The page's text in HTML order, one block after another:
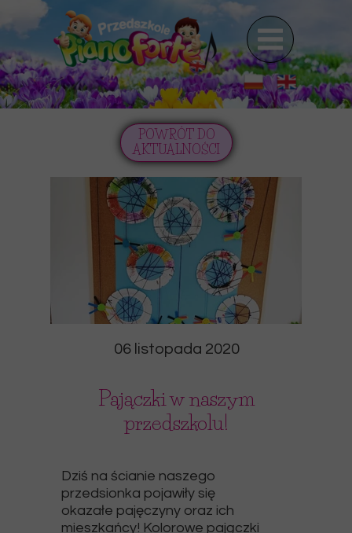
POWRÓT DO
AKTUALNOŚCI
06 listopada 2020
Pajączki w naszym
przedszkolu!
Dziś na ścianie naszego
przedsionka pojawiły się
okazałe pajęczyny oraz ich
mieszkańcy! Kolorowe pajączki